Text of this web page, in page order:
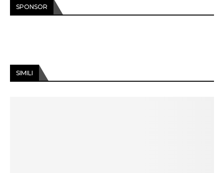
SPONSOR
SIMILI